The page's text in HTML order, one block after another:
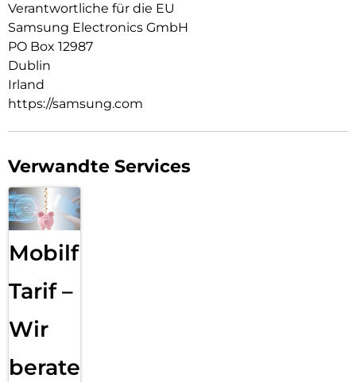
Verantwortliche für die EU
Samsung Electronics GmbH
PO Box 12987
Dublin
Irland
https://samsung.com
Verwandte Services
Mobilfunk
Tarif –
Wir
beraten